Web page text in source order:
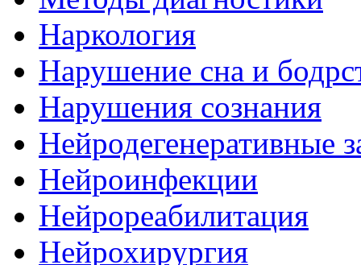
Наркология
Нарушение сна и
Нарушения сознания
Нейродегенеративные
Нейроинфекции
Нейрореабилитация
Нейрохирургия